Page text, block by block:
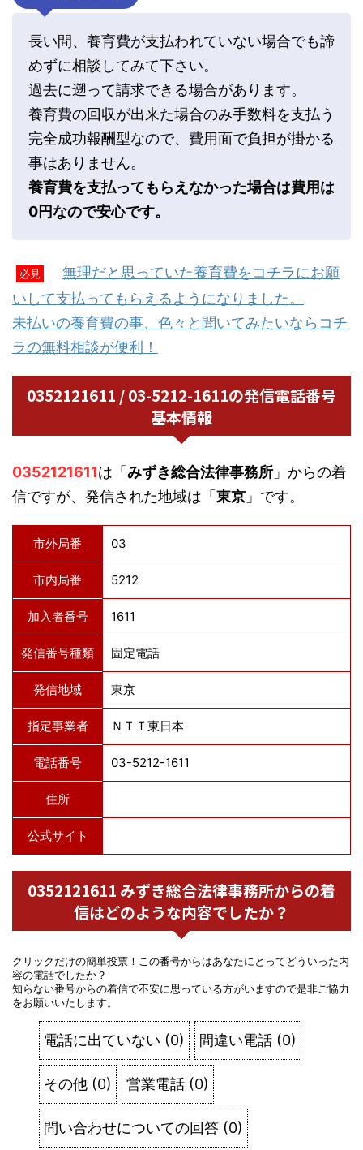
長い間、養育費が支払われていない場合でも諦
めずに相談してみて下さい。
過去に遡って請求できる場合があります。
養育費の回収が出来た場合のみ手数料を支払う
完全成功報酬型なので、費用面で負担が掛かる
事はありません。
養育費を支払ってもらえなかった場合は費用は
0円なので安心です。
必見
無理だと思っていた養育費をコチラにお願
いして支払ってもらえるようになりました。
未払いの養育費の事、色々と聞いてみたいならコチ
ラの無料相談が便利！
0352121611 / 03-5212-1611の発信電話番号
基本情報
0352121611は「みずき総合法律事務所 」からの着
信ですが、発信された地域は「東京 」です。
市外局番 03
市内局番 5212
加入者番号 1611
発信番号種類 固定電話
発信地域 東京
指定事業者 ＮＴＴ東日本
電話番号 03-5212-1611
住所
公式サイト
0352121611 みずき総合法律事務所からの着
信はどのような内容でしたか？
クリックだけの簡単投票！この番号からはあなたにとってどういった内
容の電話でしたか？
知らない番号からの着信で不安に思っている方がいますので是非ご協力
をお願いいたします。
電話に出ていない (0) 間違い電話 (0)
その他 (0) 営業電話 (0)
問い合わせについての回答 (0)